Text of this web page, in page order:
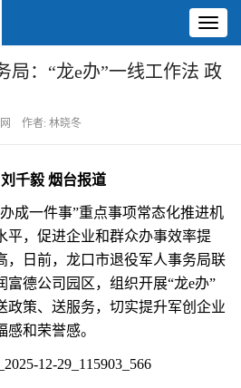
局：“龙e办”一线工作法 政
网 作者: 林晓冬
千毅 烟台报道
一件事”重点事项常态化推进机
平，促进企业和群众办事效率提
，日前，龙口市退役军人事务局联
德公司园区，组织开展“龙e办”
政策、送服务，切实提升军创企业
和荣誉感。